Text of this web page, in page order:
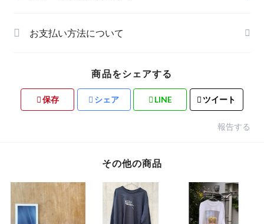
お支払い方法について
商品をシェアする
保存 シェア LINE ツイート
報告する
その他の商品